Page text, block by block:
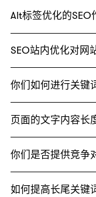
Alt标签优化的SEO
SEO站内优化对网
你们如何进行关键
页面的文字内容长
你们是否提供竞争
如何提高长尾关键